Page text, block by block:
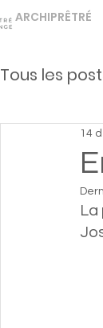
ARCHIPRÊTRÉ
Tous les
Vie 14
La